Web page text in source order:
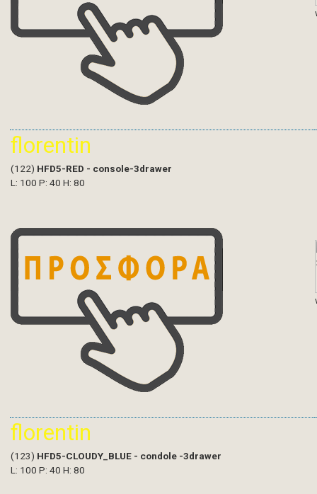
florentin
(122) HFD5-RED - console-3drawer
L: 100 P: 40 H: 80
florentin
(123) HFD5-CLOUDY_BLUE - condole -3drawer
L: 100 P: 40 H: 80